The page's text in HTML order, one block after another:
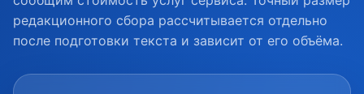
редакционного сбора рассчитывается отдельно
после подготовки текста и зависит от его объёма.